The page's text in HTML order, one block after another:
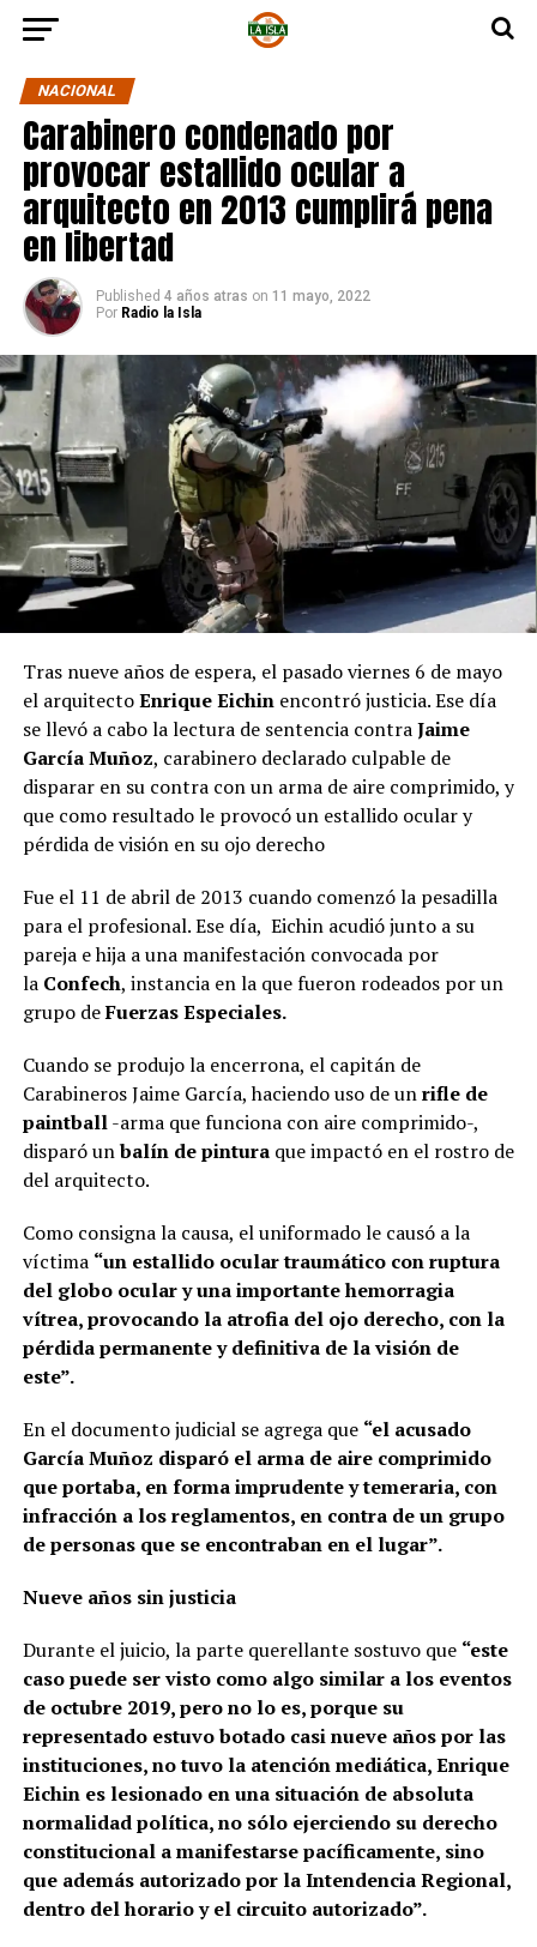
NACIONAL
Carabinero condenado por
provocar estallido ocular a
arquitecto en 2013 cumplirá pena
en libertad
Published 4 años atras on 11 mayo, 2022
Por Radio la Isla
Tras nueve años de espera, el pasado viernes 6 de mayo
el arquitectoEnrique Eichinencontró justicia. Ese día
se llevó a cabo la lectura de sentencia contraJaime
García Muñoz, carabinero declarado culpable de
disparar en su contra con un arma de aire comprimido, y
que como resultado le provocó un estallido ocular y
pérdida de visión en su ojo derecho
Fue el 11 de abril de 2013 cuando comenzó la pesadilla
para el profesional. Ese día, Eichin acudió junto a su
pareja e hija a una manifestación convocada por
la Confech, instancia en la que fueron rodeados por un
grupo deFuerzas Especiales.
Cuando se produjo la encerrona, el capitán de
Carabineros Jaime García, haciendo uso de unrifle de
paintball-arma que funciona con aire comprimido-,
disparó unbalín de pinturaque impactó en el rostro de
del arquitecto.
Como consigna la causa, el uniformado le causó a la
víctima “un estallido ocular traumático con ruptura
del globo ocular y una importante hemorragia
vítrea, provocando la atrofia del ojo derecho, con la
pérdida permanente y definitiva de la visión de
este”.
En el documento judicial se agrega que “el acusado
García Muñoz disparó el arma de aire comprimido
que portaba, en forma imprudente y temeraria, con
infracción a los reglamentos, en contra de un grupo
de personas que se encontraban en el lugar”.
Nueve años sin justicia
Durante el juicio, la parte querellante sostuvo que “este
caso puede ser visto como algo similar a los eventos
de octubre 2019, pero no lo es, porque su
representado estuvo botado casi nueve años por las
instituciones, no tuvo la atención mediática, Enrique
Eichin es lesionado en una situación de absoluta
normalidad política, no sólo ejerciendo su derecho
constitucional a manifestarse pacíficamente, sino
que además autorizado por la Intendencia Regional,
dentro del horario y el circuito autorizado”.